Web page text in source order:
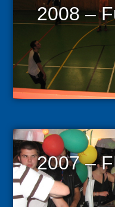
2008 –
2007 –